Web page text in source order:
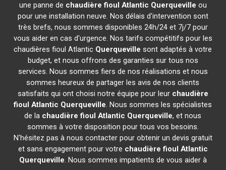
une panne de chaudière fioul Atlantic Querqueville ou
pour une installation neuve. Nos délais d'intervention sont
très brefs, nous sommes disponibles 24h/24 et 7j/7 pour
vous aider en cas d'urgence. Nos tarifs compétitifs pour les
chaudières fioul Atlantic Querqueville sont adaptés à votre
budget, et nous offrons des garanties sur tous nos
services. Nous sommes fiers de nos réalisations et nous
sommes heureux de partager les avis de nos clients
satisfaits qui ont choisi notre équipe pour leur chaudière
fioul Atlantic Querqueville. Nous sommes les spécialistes
de la chaudière fioul Atlantic Querqueville, et nous
sommes à votre disposition pour tous vos besoins.
N'hésitez pas à nous contacter pour obtenir un devis gratuit
et sans engagement pour votre chaudière fioul Atlantic
Querqueville. Nous sommes impatients de vous aider à